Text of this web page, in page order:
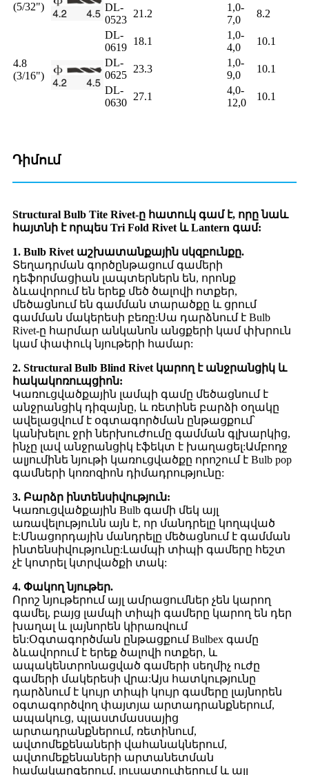
(5/32")
DL-
0523
21.2
1,0-
7,0
8.2
4.8
(3/16")
DL-
0619
18.1
1,0-
4,0
10.1
DL-
0625
23.3
1,0-
9,0
10.1
DL-
0630
27.1
4,0-
12,0
10.1
Դիմում
Structural Bulb Tite Rivet-ը հատուկ գամ է, որը նաև
հայտնի է որպես Tri Fold Rivet և Lantern գամ:
1. Bulb Rivet աշխատանքային սկզբունքը.
Տեղադրման գործընթացում գամերի
դեֆորմացիան լապտերներն են, որոնք
ձևավորում են երեք մեծ ծալովի ոտքեր,
մեծացնում են գամման տարածքը և ցրում
գամման մակերեսի բեռը:Սա դարձնում է Bulb
Rivet-ը հարմար անկանոն անցքերի կամ փխրուն
կամ փափուկ նյութերի համար:
2. Structural Bulb Blind Rivet կարող է անջրանցիկ և
հակակոռուպցիոն:
Կառուցվածքային լամպի գամը մեծացնում է
անջրանցիկ դիզայնը, և ռետինե բարձի օղակը
ավելացվում է օգտագործման ընթացքում՝
կանխելու ջրի ներխուժումը գամման գլխարկից,
ինչը լավ անջրանցիկ էֆեկտ է խաղացել:Ամբողջ
ալյումինե նյութի կառուցվածքը որոշում է Bulb pop
գամների կոռոզիոն դիմադրությունը:
3. Բարձր ինտենսիվություն:
Կառուցվածքային Bulb գամի մեկ այլ
առավելությունն այն է, որ մանդրելը կողպված
է:Մնացորդային մանդրելը մեծացնում է գամման
ինտենսիվությունը:Լամպի տիպի գամերը հեշտ
չէ կոտրել կտրվածքի տակ:
4. Փակող նյութեր.
Որոշ նյութերում այլ ամրացումներ չեն կարող
գամել, բայց լամպի տիպի գամերը կարող են դեր
խաղալ և լայնորեն կիրառվում
են:Օգտագործման ընթացքում Bulbex գամը
ձևավորում է երեք ծալովի ոտքեր, և
ապակենտրոնացված գամերի սեղմիչ ուժը
գամերի մակերեսի վրա:Այս հատկությունը
դարձնում է կույր տիպի կույր գամերը լայնորեն
օգտագործվող փայտյա արտադրանքներում,
ապակուց, պլաստմասսայից
արտադրանքներում, ռետինում,
ավտոմեքենաների վահանակներում,
ավտոմեքենաների արտանետման
համակարգերում, լուսատուփերում և այլ